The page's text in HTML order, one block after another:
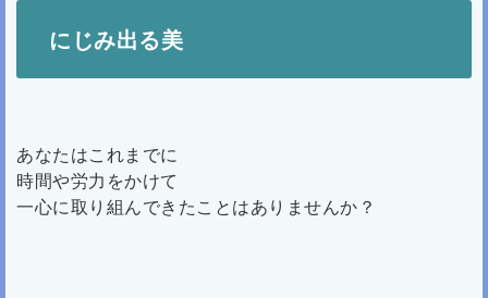
にじみ出る美
あなたはこれまでに
時間や労力をかけて
一心に取り組んできたことはありませんか？